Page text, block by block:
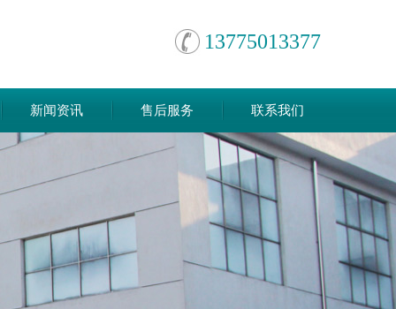
13775013377
新闻资讯 售后服务 联系我们